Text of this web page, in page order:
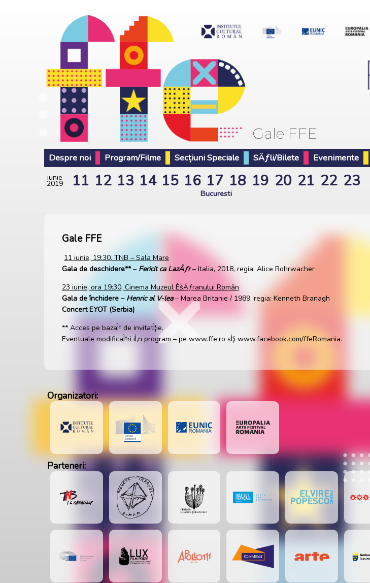
Gale FFE
Despre noi Program/Filme Secțiuni Speciale SÄƒli/Bilete Evenimente
iunie
2019 11 12 13 14 15 16 17 18 19 20 21 22 23
Bucuresti
Gale FFE
11 iunie, 19:30, TNB – Sala Mare
Gala de deschidere**– Fericit ca LazÄƒr– Italia, 2018, regia: Alice Rohrwacher
23 iunie, ora 19:30, Cinema Muzeul ÈšÄƒranului Român
Gala de închidere – Henric al V-lea – Marea Britanie / 1989, regia: Kenneth Branagh
Concert EYOT (Serbia)
** Acces pe bazaÌ† de invitatÌ¦ie.
Eventuale modificaÌ†ri iÌ‚n program – pe www.ffe.ro sÌ¦i www.facebook.com/ffeRomania.
Organizatori:
Parteneri: